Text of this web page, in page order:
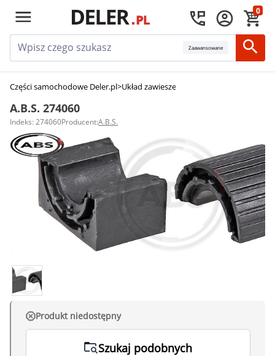
0
Zaawansowane
Części samochodowe Deler.pl>Układ zawieszenia
A.B.S. 274060
Indeks: 274060Producent:A.B.S.
Produkt niedostępny
Szukaj podobnych